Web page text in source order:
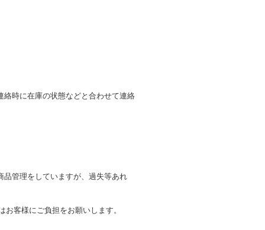
時に在庫の状態などと合わせて連絡
管理をしていますが、過失等あれ
客様にご負担をお願いします。